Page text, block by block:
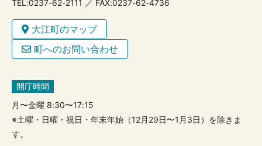
TEL:0237-62-2111 ／ FAX:0237-62-4736
大江町のマップ
町へのお問い合わせ
開庁時間
月〜金曜 8:30〜17:15
※土曜・日曜・祝日・年末年始（12月29日〜1月3日）を除きま
す。